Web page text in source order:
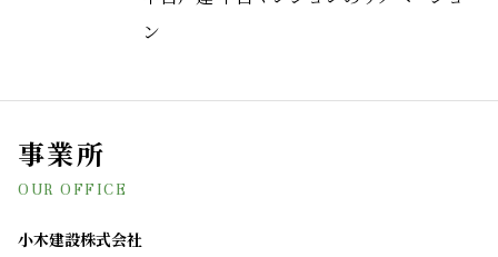
ン
事業所
OUR OFFICE
小木建設株式会社